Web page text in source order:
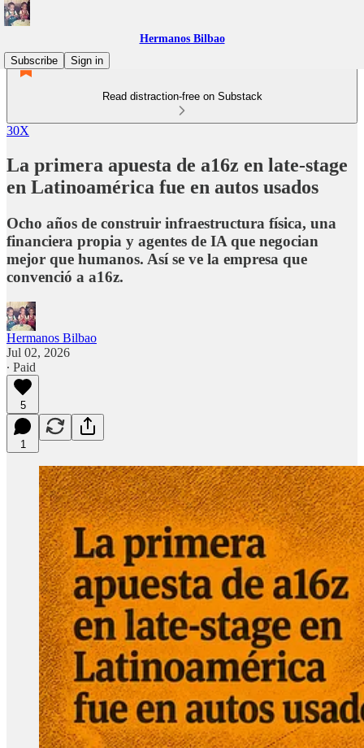
Hermanos Bilbao
Subscribe
Sign in
Read distraction-free on Substack
30X
La primera apuesta de a16z en late-stage
en Latinoamérica fue en autos usados
Ocho años de construir infraestructura física, una
financiera propia y agentes de IA que negocian
mejor que humanos. Así se ve la empresa que
convenció a a16z.
Hermanos Bilbao
Jul 02, 2026
∙ Paid
5
1